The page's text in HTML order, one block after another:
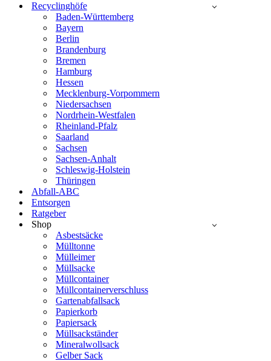
Recyclinghöfe
Baden-Württemberg
Bayern
Berlin
Brandenburg
Bremen
Hamburg
Hessen
Mecklenburg-Vorpommern
Niedersachsen
Nordrhein-Westfalen
Rheinland-Pfalz
Saarland
Sachsen
Sachsen-Anhalt
Schleswig-Holstein
Thüringen
Abfall-ABC
Entsorgen
Ratgeber
Shop
Asbestsäcke
Mülltonne
Mülleimer
Müllsacke
Müllcontainer
Müllcontainerverschluss
Gartenabfallsack
Papierkorb
Papiersack
Müllsackständer
Mineralwollsack
Gelber Sack